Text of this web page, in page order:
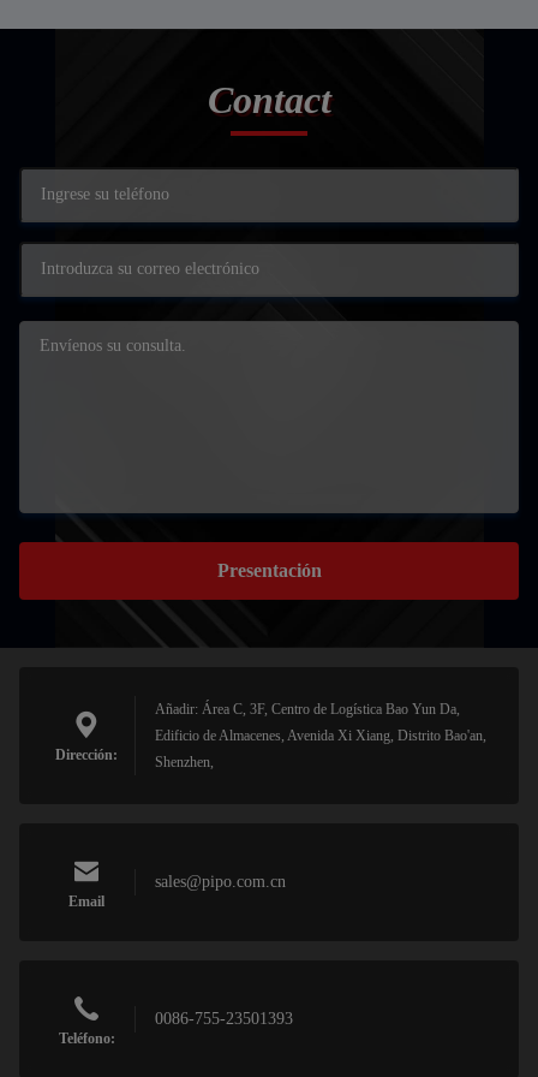
Contact
Presentación
Dirección:
Añadir: Área C, 3F, Centro de Logística Bao Yun Da,
Edificio de Almacenes, Avenida Xi Xiang, Distrito Bao'an,
Shenzhen,
Email
sales@pipo.com.cn
Teléfono:
0086-755-23501393